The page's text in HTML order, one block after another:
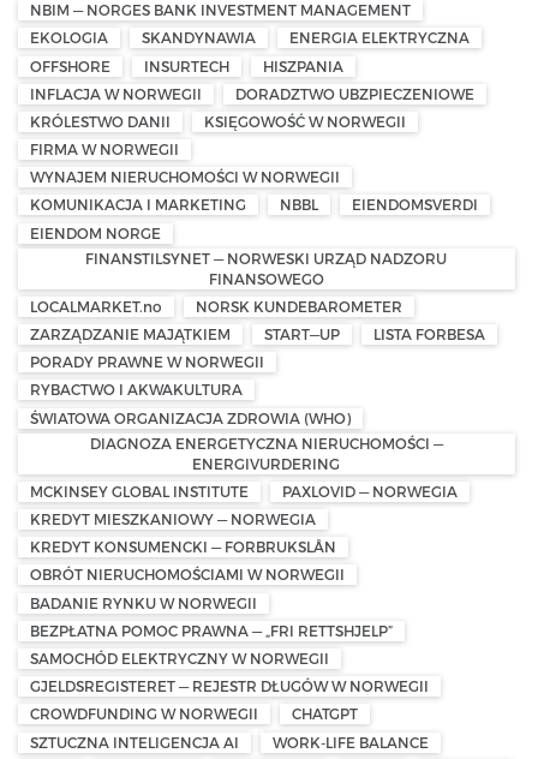
NBIM — NORGES BANK INVESTMENT MANAGEMENT
EKOLOGIA
SKANDYNAWIA
ENERGIA ELEKTRYCZNA
OFFSHORE
INSURTECH
HISZPANIA
INFLACJA W NORWEGII
DORADZTWO UBZPIECZENIOWE
KRÓLESTWO DANII
KSIĘGOWOŚĆ W NORWEGII
FIRMA W NORWEGII
WYNAJEM NIERUCHOMOŚCI W NORWEGII
KOMUNIKACJA I MARKETING
NBBL
EIENDOMSVERDI
EIENDOM NORGE
FINANSTILSYNET — NORWESKI URZĄD NADZORU
FINANSOWEGO
LOCALMARKET.no
NORSK KUNDEBAROMETER
ZARZĄDZANIE MAJĄTKIEM
START—UP
LISTA FORBESA
PORADY PRAWNE W NORWEGII
RYBACTWO I AKWAKULTURA
ŚWIATOWA ORGANIZACJA ZDROWIA (WHO)
DIAGNOZA ENERGETYCZNA NIERUCHOMOŚCI —
ENERGIVURDERING
MCKINSEY GLOBAL INSTITUTE
PAXLOVID — NORWEGIA
KREDYT MIESZKANIOWY — NORWEGIA
KREDYT KONSUMENCKI — FORBRUKSLÅN
OBRÓT NIERUCHOMOŚCIAMI W NORWEGII
BADANIE RYNKU W NORWEGII
BEZPŁATNA POMOC PRAWNA — „FRI RETTSHJELP”
SAMOCHÓD ELEKTRYCZNY W NORWEGII
GJELDSREGISTERET — REJESTR DŁUGÓW W NORWEGII
CROWDFUNDING W NORWEGII
CHATGPT
SZTUCZNA INTELIGENCJA AI
WORK-LIFE BALANCE